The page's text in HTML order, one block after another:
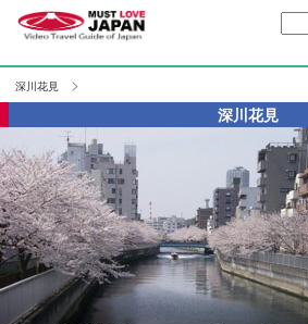
深川花見
深川花見